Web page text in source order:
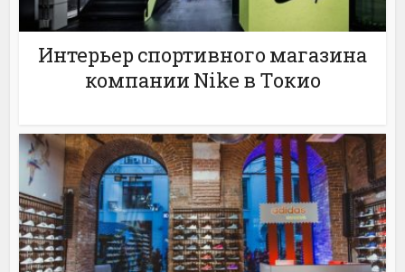
Интерьер спортивного магазина
компании Nike в Токио